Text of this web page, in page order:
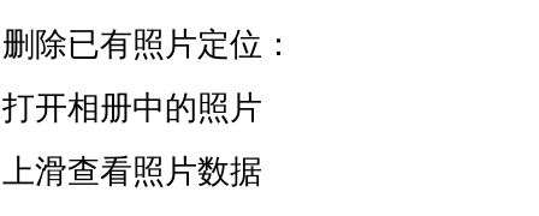
删除已有照片定位：
打开相册中的照片
上滑查看照片数据